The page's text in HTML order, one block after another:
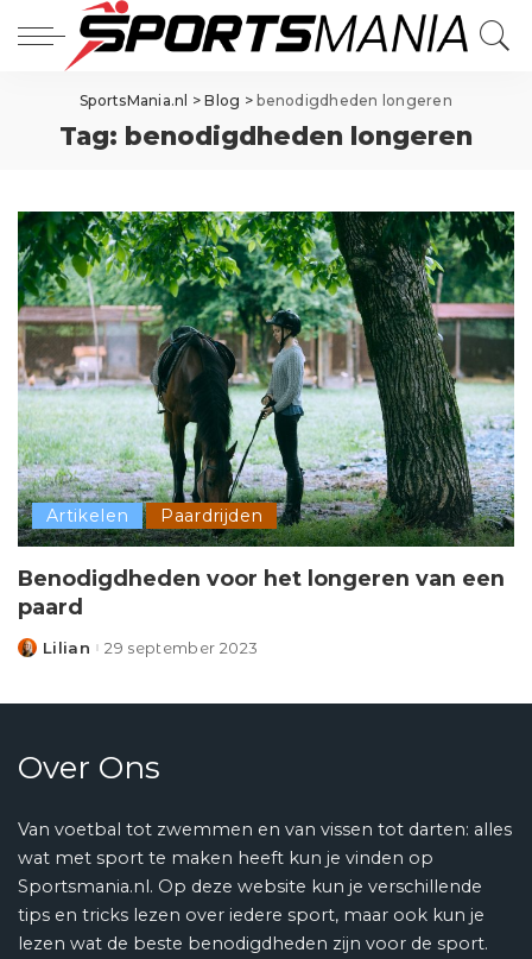
SportsMania.nl >Blog > benodigdheden longeren
Tag: benodigdheden longeren
Artikelen Paardrijden
Benodigdheden voor het longeren van een
paard
Posted
Lilian 29 september 2023
Over Ons
Van voetbal tot zwemmen en van vissen tot darten: alles
wat met sport te maken heeft kun je vinden op
Sportsmania.nl. Op deze website kun je verschillende
tips en tricks lezen over iedere sport, maar ook kun je
lezen wat de beste benodigdheden zijn voor de sport.